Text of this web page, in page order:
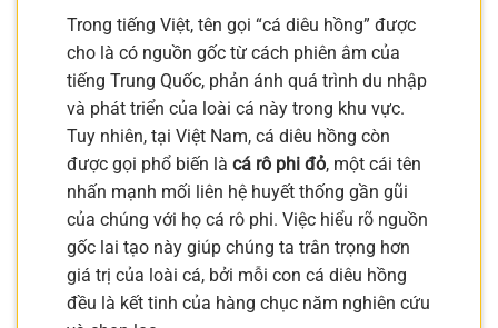
Trong tiếng Việt, tên gọi “cá diêu hồng” được
cho là có nguồn gốc từ cách phiên âm của
tiếng Trung Quốc, phản ánh quá trình du nhập
và phát triển của loài cá này trong khu vực.
Tuy nhiên, tại Việt Nam, cá diêu hồng còn
được gọi phổ biến là cá rô phi đỏ, một cái tên
nhấn mạnh mối liên hệ huyết thống gần gũi
của chúng với họ cá rô phi. Việc hiểu rõ nguồn
gốc lai tạo này giúp chúng ta trân trọng hơn
giá trị của loài cá, bởi mỗi con cá diêu hồng
đều là kết tinh của hàng chục năm nghiên cứu